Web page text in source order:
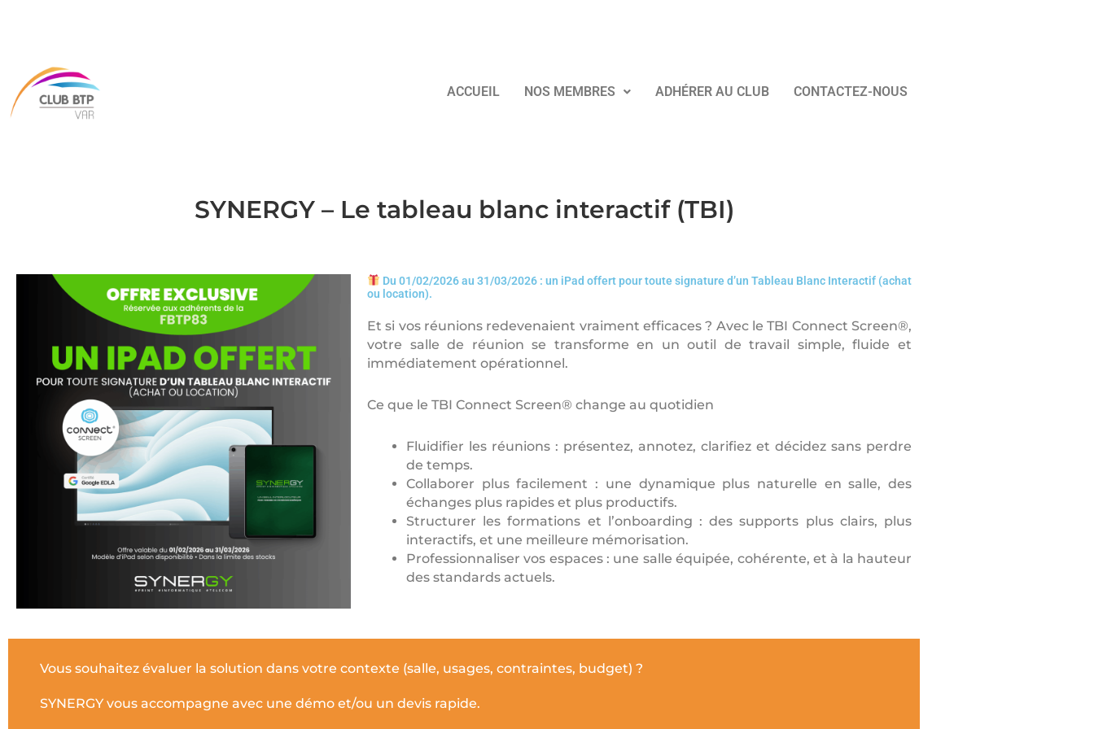
ACCUEIL NOS MEMBRES ADHÉRER AU CLUB CONTACTEZ-NOUS
SYNERGY – Le tableau blanc interactif (TBI)
Du 01/02/2026 au 31/03/2026 : un iPad offert pour toute signature d’un Tableau Blanc Interactif (achat
ou location).
Et si vos réunions redevenaient vraiment efficaces ? Avec le TBI Connect Screen®,
votre salle de réunion se transforme en un outil de travail simple, fluide et
immédiatement opérationnel.
Ce que le TBI Connect Screen® change au quotidien
Fluidifier les réunions : présentez, annotez, clarifiez et décidez sans perdre
de temps.
Collaborer plus facilement : une dynamique plus naturelle en salle, des
échanges plus rapides et plus productifs.
Structurer les formations et l’onboarding : des supports plus clairs, plus
interactifs, et une meilleure mémorisation.
Professionnaliser vos espaces : une salle équipée, cohérente, et à la hauteur
des standards actuels.
Vous souhaitez évaluer la solution dans votre contexte (salle, usages, contraintes, budget) ?
SYNERGY vous accompagne avec une démo et/ou un devis rapide.